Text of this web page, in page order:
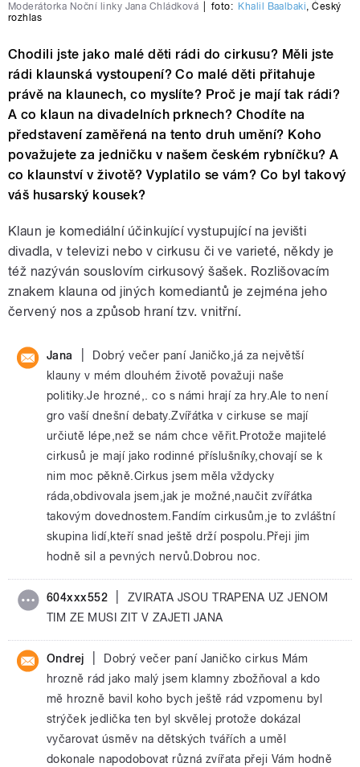
Moderátorka Noční linky Jana Chládková foto: Khalil Baalbaki,Český
rozhlas
Chodili jste jako malé děti rádi do cirkusu? Měli jste
rádi klaunská vystoupení? Co malé děti přitahuje
právě na klaunech, co myslíte? Proč je mají tak rádi?
A co klaun na divadelních prknech? Chodíte na
představení zaměřená na tento druh umění? Koho
považujete za jedničku v našem českém rybníčku? A
co klaunství v životě? Vyplatilo se vám? Co byl takový
váš husarský kousek?
Klaun je komediální účinkující vystupující na jevišti
divadla, v televizi nebo v cirkusu či ve varieté, někdy je
též nazýván souslovím cirkusový šašek. Rozlišovacím
znakem klauna od jiných komediantů je zejména jeho
červený nos a způsob hraní tzv. vnitřní.
Jana
Dobrý večer paní Janičko,já za největší
klauny v mém dlouhém životě považuji naše
politiky.Je hrozné,. co s námi hrají za hry.Ale to není
gro vaší dnešní debaty.Zvířátka v cirkuse se mají
určiutě lépe,než se nám chce věřit.Protože majitelé
cirkusů je mají jako rodinné příslušníky,chovají se k
nim moc pěkně.Cirkus jsem měla vždycky
ráda,obdivovala jsem,jak je možné,naučit zvířátka
takovým dovednostem.Fandím cirkusům,je to zvláštní
skupina lidí,kteří snad ještě drží pospolu.Přeji jim
hodně sil a pevných nervů.Dobrou noc.
604xxx552
ZVIRATA JSOU TRAPENA UZ JENOM
TIM ZE MUSI ZIT V ZAJETI JANA
Ondrej
Dobrý večer paní Janičko cirkus Mám
hrozně rád jako malý jsem klamny zbožňoval a kdo
mě hrozně bavil koho bych ještě rád vzpomenu byl
strýček jedlička ten byl skvělej protože dokázal
vyčarovat úsměv na dětských tvářích a uměl
dokonale napodobovat různá zvířata přeji Vám hodně